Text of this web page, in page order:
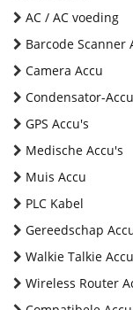
AC / AC voeding
Barcode Scanner
Camera Accu
Condensator-Accu
GPS Accu's
Medische Accu's
Muis Accu
PLC Kabel
Gereedschap
Walkie Talkie
Wireless Router